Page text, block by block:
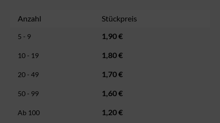
Anzahl Stückpreis
5 - 9 1,90 €
10 - 19 1,80 €
20 - 49 1,70 €
50 - 99 1,60 €
Ab 100 1,20 €